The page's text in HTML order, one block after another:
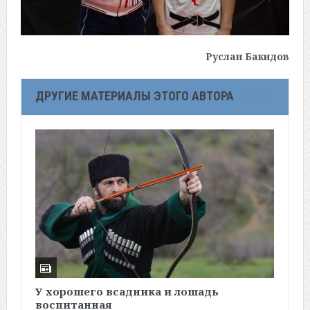
Руслан Бакидов
ДРУГИЕ МАТЕРИАЛЫ ЭТОГО АВТОРА
У хорошего всадника и лошадь
воспитанная